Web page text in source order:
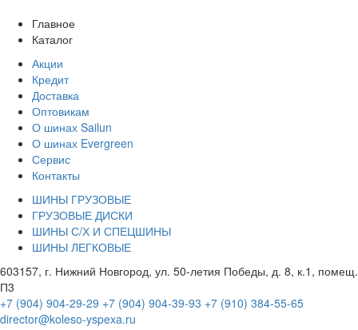
Главное
Каталог
Акции
Кредит
Доставка
Оптовикам
О шинах Sailun
О шинах Evergreen
Сервис
Контакты
ШИНЫ ГРУЗОВЫЕ
ГРУЗОВЫЕ ДИСКИ
ШИНЫ С/Х И СПЕЦШИНЫ
ШИНЫ ЛЕГКОВЫЕ
603157, г. Нижний Новгород, ул. 50-летия Победы, д. 8, к.1, помещ.
П3
+7 (904) 904-29-29 +7 (904) 904-39-93 +7 (910) 384-55-65
director@koleso-yspexa.ru